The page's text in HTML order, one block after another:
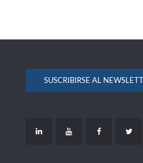
SUSCRIBIRSE AL